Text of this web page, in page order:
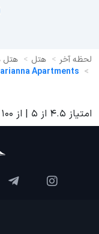
لحظه آخر هتل هتل
Apartments
امتیاز 4.5 از 5 | از 100